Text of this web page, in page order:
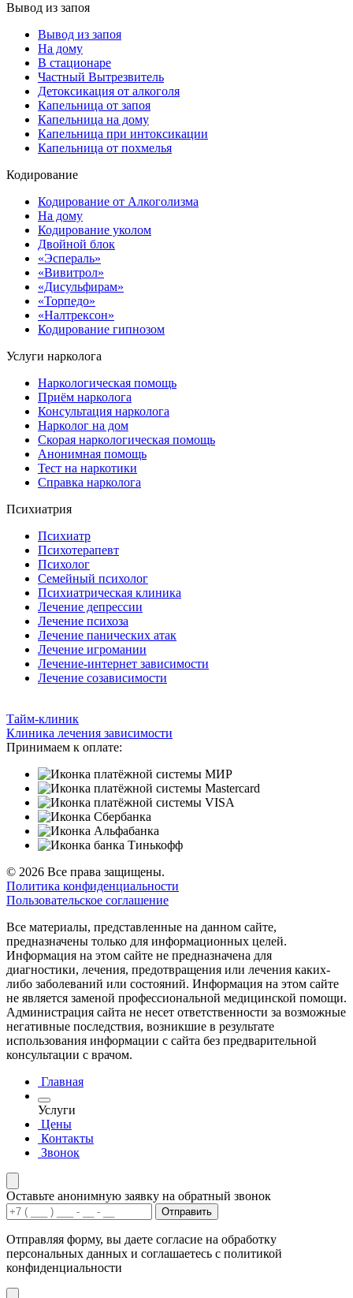
Вывод из запоя
Вывод из запоя
На дому
В стационаре
Частный Вытрезвитель
Детоксикация от алкоголя
Капельница от запоя
Капельница на дому
Капельница при интоксикации
Капельница от похмелья
Кодирование
Кодирование от Алкоголизма
На дому
Кодирование уколом
Двойной блок
«Эспераль»
«Вивитрол»
«Дисульфирам»
«Торпедо»
«Налтрексон»
Кодирование гипнозом
Услуги нарколога
Наркологическая помощь
Приём нарколога
Консультация нарколога
Нарколог на дом
Скорая наркологическая помощь
Анонимная помощь
Тест на наркотики
Справка нарколога
Психиатрия
Психиатр
Психотерапевт
Психолог
Семейный психолог
Психиатрическая клиника
Лечение депрессии
Лечение психоза
Лечение панических атак
Лечение игромании
Лечение-интернет зависимости
Лечение созависимости
Тайм-клиник
Клиника лечения зависимости
Принимаем к оплате:
© 2026 Все права защищены.
Политика конфиденциальности
Пользовательское соглашение
Все материалы, представленные на данном сайте,
предназначены только для информационных целей.
Информация на этом сайте не предназначена для
диагностики, лечения, предотвращения или лечения каких-
либо заболеваний или состояний. Информация на этом сайте
не является заменой профессиональной медицинской помощи.
Администрация сайта не несет ответственности за возможные
негативные последствия, возникшие в результате
использования информации с сайта без предварительной
консультации с врачом.
Главная
Услуги
Цены
Контакты
Звонок
Оставьте анонимную заявку на обратный звонок
Отправить
Отправляя форму, вы даете согласие на обработку
персональных данных и соглашаетесь с политикой
конфиденциальности